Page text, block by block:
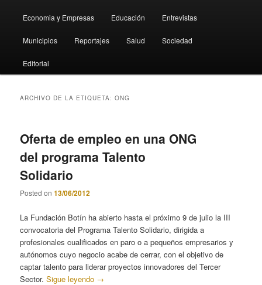
Economia y Empresas Educación Entrevistas
Municipios Reportajes Salud Sociedad
Editorial
ARCHIVO DE LA ETIQUETA:ONG
Oferta de empleo en una ONG
del programa Talento
Solidario
Posted on13/06/2012
La Fundación Botín ha abierto hasta el próximo 9 de julio la III
convocatoria del Programa Talento Solidario, dirigida a
profesionales cualificados en paro o a pequeños empresarios y
autónomos cuyo negocio acabe de cerrar, con el objetivo de
captar talento para liderar proyectos innovadores del Tercer
Sector.Sigue leyendo →